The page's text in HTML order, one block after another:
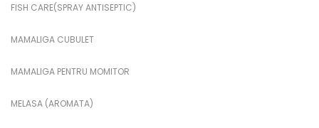
FISH CARE(SPRAY ANTISEPTIC)
MAMALIGA CUBULET
MAMALIGA PENTRU MOMITOR
MELASA (AROMATA)